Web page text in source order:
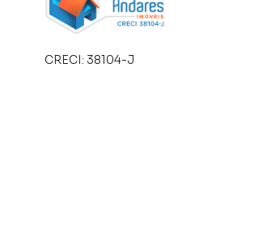
CRECI: 38104-J